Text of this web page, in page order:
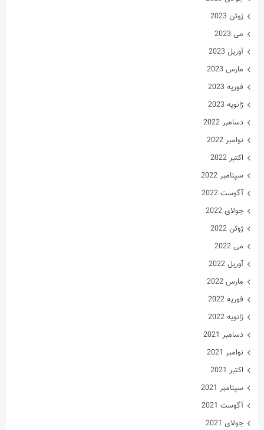
ژوئن 2023
می 2023
آوریل 2023
مارس 2023
فوریه 2023
ژانویه 2023
دسامبر 2022
نوامبر 2022
اکتبر 2022
سپتامبر 2022
آگوست 2022
جولای 2022
ژوئن 2022
می 2022
آوریل 2022
مارس 2022
فوریه 2022
ژانویه 2022
دسامبر 2021
نوامبر 2021
اکتبر 2021
سپتامبر 2021
آگوست 2021
جولای 2021